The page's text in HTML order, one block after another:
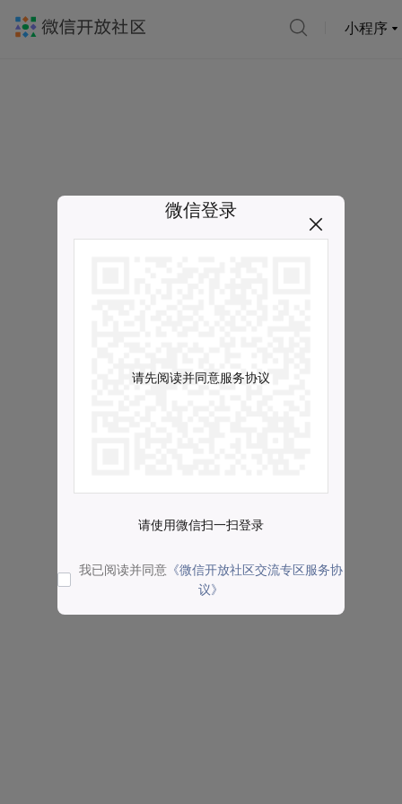
小程序
微信登录
请先阅读并同意服务协议
请使用微信扫一扫登录
我已阅读并同意 《微信开放社区交流专区服务协
议》